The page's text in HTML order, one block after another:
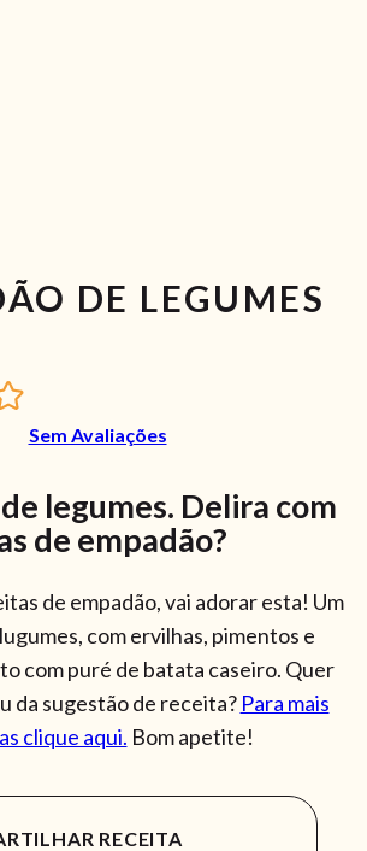
DE LEGUMES
Sem Avaliações
legumes. Delira com
de empadão?
de empadão, vai adorar esta! Um
com ervilhas, pimentos e
com puré de batata caseiro. Quer
da sugestão de receita? Para mais
clique aqui. Bom apetite!
RECEITA